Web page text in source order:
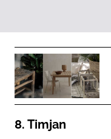
8. Timjan